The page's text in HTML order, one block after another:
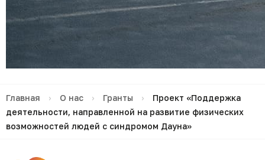
Главная › О нас › Гранты ›
Проект «Поддержка
деятельности, направленной на развитие физических
возможностей людей с синдромом Дауна»